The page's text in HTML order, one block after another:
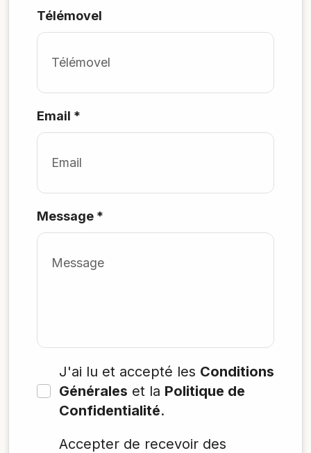
Télémovel
Email *
Message *
J'ai lu et accepté les Conditions
Générales et la Politique de
Confidentialité.
Accepter de recevoir des